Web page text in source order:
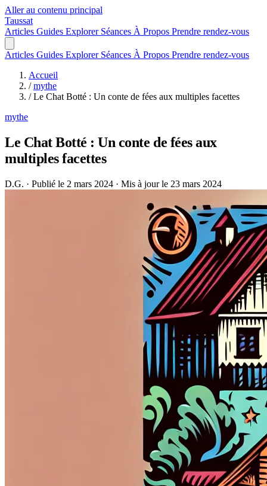
Aller au contenu principal
Taussat
Articles Guides Explorer Séances À Propos Prendre rendez-vous
Articles Guides Explorer Séances À Propos Prendre rendez-vous
Accueil
/ mythe
/ Le Chat Botté : Un conte de fées aux multiples facettes
mythe
Le Chat Botté : Un conte de fées aux
multiples facettes
D.G. · Publié le 2 mars 2024 · Mis à jour le 23 mars 2024